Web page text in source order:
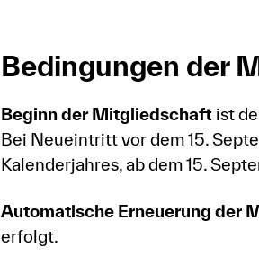
Bedingungen der
Beginn der Mitgliedschaft ist
Bei Neueintritt vor dem 15.
Kalenderjahres, ab dem 15.
Automatische Erneuerung der
erfolgt.